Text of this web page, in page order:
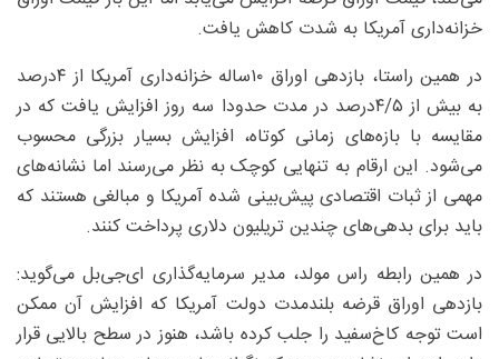
خزانه‌داری آمریکا به شدت کاهش یافت.
در همین راستا، بازدهی اوراق ۱۰ساله خزانه‌داری آمریکا از ۴‌درصد
به بیش از ۵/‏۴‌درصد در مدت حدودا سه روز افزایش یافت که در
مقایسه با بازه‌های زمانی کوتاه، افزایش بسیار بزرگی محسوب
می‌شود. این ارقام به تنهایی کوچک به نظر می‌رسند اما نشانه‌های
مهمی از ثبات اقتصادی پیش‌بینی شده آمریکا و مبالغی هستند که
باید برای بدهی‌های چندین تریلیون دلاری پرداخت کنند.
در همین رابطه راس مولد، مدیر سرمایه‌گذاری ای‌جی‌بل می‌گوید:
بازدهی اوراق قرضه بلندمدت دولت آمریکا که افزایش آن ممکن
است توجه کاخ‌سفید را جلب کرده باشد، هنوز در سطح بالایی قرار